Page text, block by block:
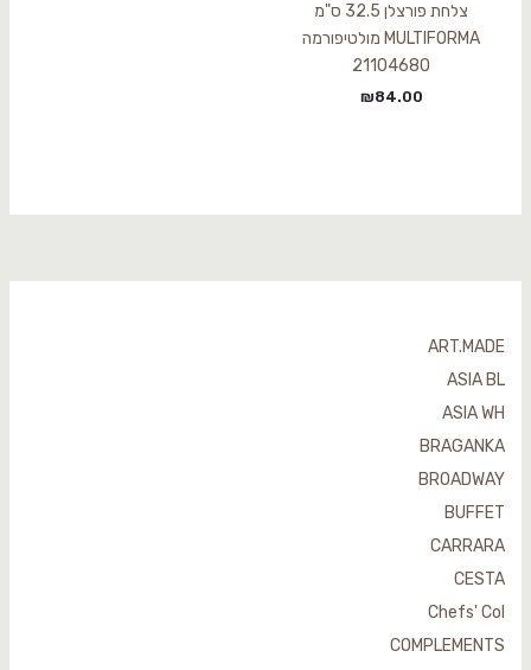
ART.MADE
ASIA BL
ASIA WH
BRAGANKA
BROADWAY
BUFFET
CARRARA
CESTA
Chefs' Col
COMPLEMENTS
צלחת פורצלן 32.5 ס"מ
MULTIFORMA מולטיפורמה
21104680
₪84.00